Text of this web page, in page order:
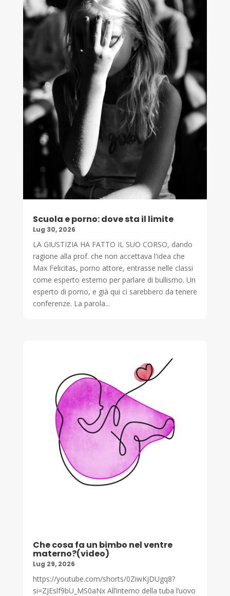
Scuola e porno: dove sta il limite
Lug 30, 2026
LA GIUSTIZIA HA FATTO IL SUO CORSO, dando
ragione alla prof. che non accettava l'idea che
Max Felicitas, porno attore, entrasse nelle classi
come esperto esterno per parlare di bullismo. Un
esperto di porno, e già qui ci sarebbero da tenere
conferenze. La parola...
Che cosa fa un bimbo nel ventre
materno?(video)
Lug 29, 2026
https://youtube.com/shorts/0ZiwKjDUgq8?
si=ZJEslf9bU_MS0aNx All’interno della tuba l’uovo